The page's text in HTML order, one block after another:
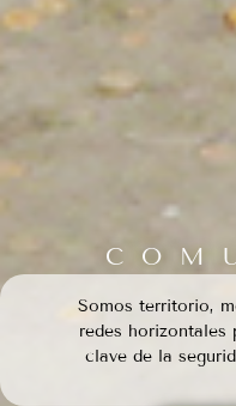
Somos territorio,
redes horizontales
clave de la